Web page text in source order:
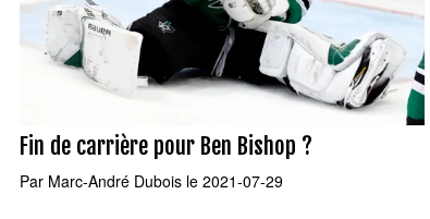
Fin de carrière pour Ben Bishop ?
Par Marc-André Dubois le 2021-07-29